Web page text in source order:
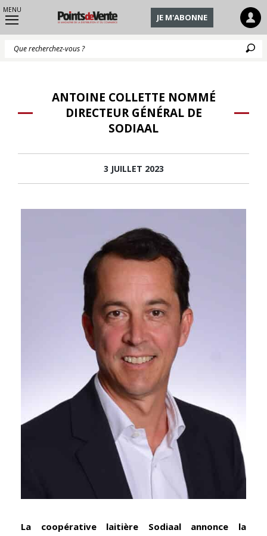
MENU
JE M'ABONNE
ANTOINE COLLETTE NOMMÉ
DIRECTEUR GÉNÉRAL DE
SODIAAL
3 JUILLET 2023
La coopérative laitière Sodiaal annonce la